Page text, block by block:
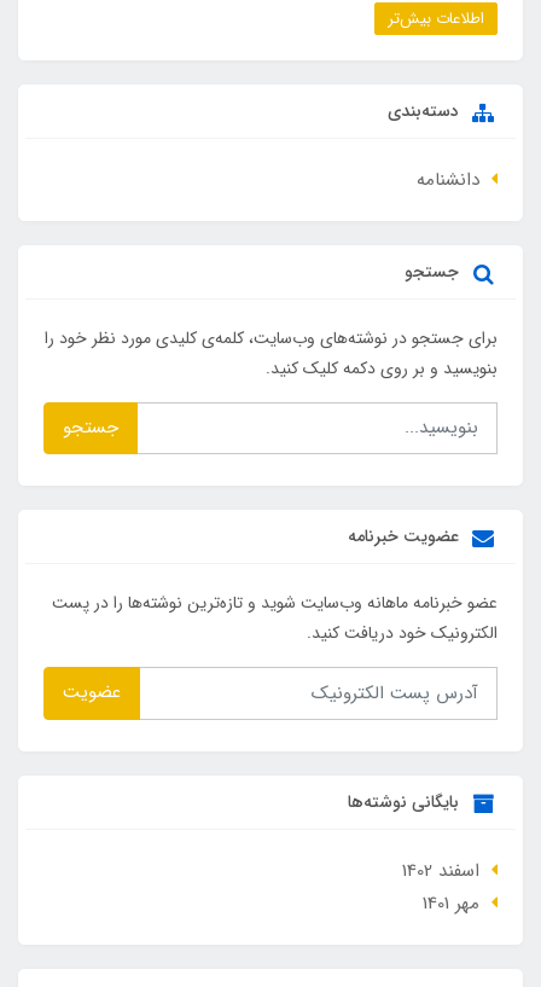
اطلاعات بیش‌تر
دسته‌بندی
دانشنامه
جستجو
برای جستجو در نوشته‌های وب‌سایت، کلمه‌ی کلیدی مورد نظر خود را
بنویسید و بر روی دکمه کلیک کنید.
جستجو
عضویت خبرنامه
عضو خبرنامه ماهانه وب‌سایت شوید و تازه‌ترین نوشته‌ها را در پست
الکترونیک خود دریافت کنید.
عضویت
بایگانی نوشته‌ها
اسفند 1402
مهر 1401